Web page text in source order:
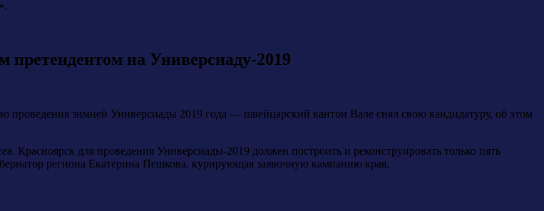
претендентом на Универсиаду-2019
проведения зимней Универсиады 2019 года — швейцарский кантон Вале снял свою кандидатуру, об этом
. Красноярск для проведения Универсиады-2019 должен построить и реконструировать только пять
региона Екатерина Пешкова, курирующая заявочную кампанию края.